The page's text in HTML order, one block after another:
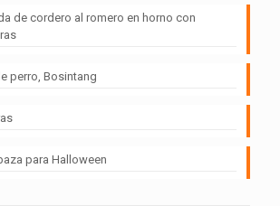
de cordero al romero en horno con
perro, Bosintang
para Halloween